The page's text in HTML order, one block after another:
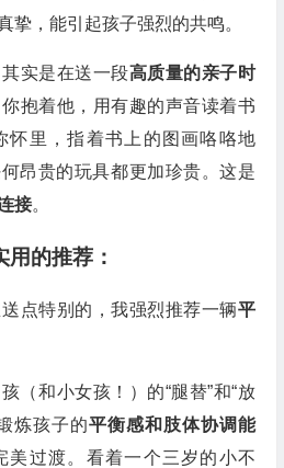
挚，能引起孩子强烈的共鸣。
实是在送一段高质量的亲子时
抱着他，用有趣的声音读着书
怀里，指着书上的图画咯咯地
昂贵的玩具都更加珍贵。这是
接。
的推荐：
点特别的，我强烈推荐一辆平
（和小女孩！）的“腿替”和“放
炼孩子的平衡感和肢体协调能
美过渡。看着一个三岁的小不